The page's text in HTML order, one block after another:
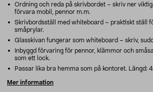
Ordning och reda på skrivbordet – skriv ner
förvara mobil, pennor m.m.
Skrivbordsställ med whiteboard – praktiskt ställ
småprylar.
Glasskivan fungerar som whiteboard – skriv,
Inbyggd förvaring för pennor, klämmor och
som ett lock.
Passar lika bra hemma som på kontoret. Längd:
Mer information